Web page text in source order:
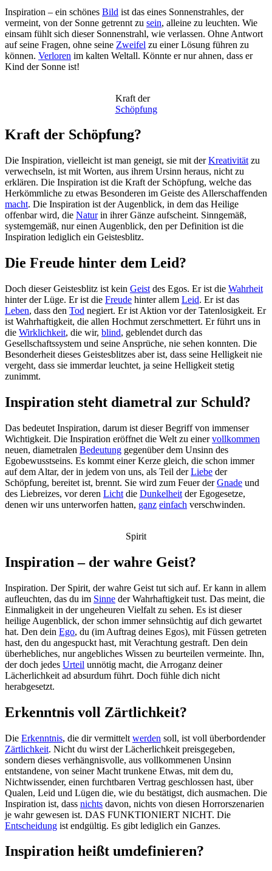
Inspiration – ein schönes Bild ist das eines Sonnenstrahles, der
vermeint, von der Sonne getrennt zu sein, alleine zu leuchten. Wie
einsam fühlt sich dieser Sonnenstrahl, wie verlassen. Ohne Antwort
auf seine Fragen, ohne seine Zweifel zu einer Lösung führen zu
können. Verloren im kalten Weltall. Könnte er nur ahnen, dass er
Kind der Sonne ist!
Kraft der
Schöpfung
Kraft der Schöpfung?
Die Inspiration, vielleicht ist man geneigt, sie mit derKreativität zu
verwechseln, ist mit Worten, aus ihrem Ursinn heraus, nicht zu
erklären. Die Inspiration ist die Kraft der Schöpfung, welche das
Herkömmliche zu etwas Besonderen im Geiste des Allerschaffenden
macht. Die Inspiration ist der Augenblick, in dem das Heilige
offenbar wird, die Naturin ihrer Gänze aufscheint. Sinngemäß,
systemgemäß, nur einen Augenblick, den per Definition ist die
Inspiration lediglich ein Geistesblitz.
Die Freude hinter dem Leid?
Doch dieser Geistesblitz ist kein Geist des Egos. Er ist die Wahrheit
hinter der Lüge. Er ist die Freude hinter allem Leid. Er ist das
Leben, dass den Tod negiert. Er ist Aktion vor der Tatenlosigkeit. Er
ist Wahrhaftigkeit, die allen Hochmut zerschmettert. Er führt uns in
die Wirklichkeit, die wir, blind, geblendet durch das
Gesellschaftssystem und seine Ansprüche, nie sehen konnten. Die
Besonderheit dieses Geistesblitzes aber ist, dass seine Helligkeit nie
vergeht, dass sie immerdar leuchtet, ja seine Helligkeit stetig
zunimmt.
Inspiration steht diametral zur Schuld?
Das bedeutet Inspiration, darum ist dieser Begriff von immenser
Wichtigkeit. Die Inspiration eröffnet die Welt zu einervollkommen
neuen, diametralen Bedeutung gegenüber dem Unsinn des
Egobewusstseins. Es kommt einer Kerze gleich, die schon immer
auf dem Altar, der in jedem von uns, als Teil derLiebe der
Schöpfung, bereitet ist, brennt. Sie wird zum Feuer derGnade und
des Liebreizes, vor deren Licht die Dunkelheit der Egogesetze,
denen wir uns unterworfen hatten, ganz einfach verschwinden.
Spirit
Inspiration – der wahre Geist?
Inspiration. Der Spirit, der wahre Geist tut sich auf. Er kann in allem
aufleuchten, das du im Sinne der Wahrhaftigkeit tust. Das meint, die
Einmaligkeit in der ungeheuren Vielfalt zu sehen. Es ist dieser
heilige Augenblick, der schon immer sehnsüchtig auf dich gewartet
hat. Den dein Ego, du (im Auftrag deines Egos), mit Füssen getreten
hast, den du angespuckt hast, mit Verachtung gestraft. Den dein
überhebliches, nur angebliches Wissen zu beurteilen vermeinte. Ihn,
der doch jedes Urteil unnötig macht, die Arroganz deiner
Lächerlichkeit ad absurdum führt. Doch fühle dich nicht
herabgesetzt.
Erkenntnis voll Zärtlichkeit?
Die Erkenntnis, die dir vermittelt werden soll, ist voll überbordender
Zärtlichkeit. Nicht du wirst der Lächerlichkeit preisgegeben,
sondern dieses verhängnisvolle, aus vollkommenen Unsinn
entstandene, von seiner Macht trunkene Etwas, mit dem du,
Nichtwissender, einen furchtbaren Vertrag geschlossen hast, über
Qualen, Leid und Lügen die, wie du bestätigst, dich ausmachen. Die
Inspiration ist, dass nichts davon, nichts von diesen Horrorszenarien
je wahr gewesen ist. DAS FUNKTIONIERT NICHT. Die
Entscheidung ist endgültig. Es gibt lediglich ein Ganzes.
Inspiration heißt umdefinieren?